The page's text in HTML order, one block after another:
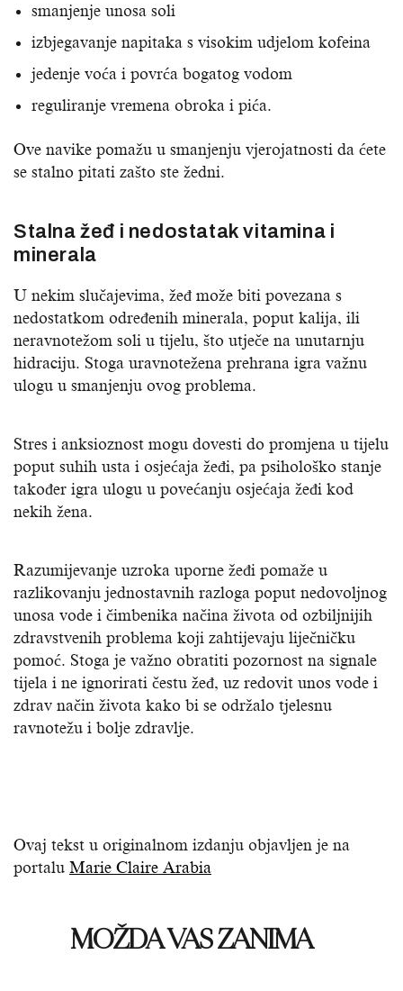
smanjenje unosa soli
izbjegavanje napitaka s visokim udjelom kofeina
jedenje voća i povrća bogatog vodom
reguliranje vremena obroka i pića.
Ove navike pomažu u smanjenju vjerojatnosti da ćete
se stalno pitati zašto ste žedni.
Stalna žeđ i nedostatak vitamina i
minerala
U nekim slučajevima, žeđ može biti povezana s
nedostatkom određenih minerala, poput kalija, ili
neravnotežom soli u tijelu, što utječe na unutarnju
hidraciju. Stoga uravnotežena prehrana igra važnu
ulogu u smanjenju ovog problema.
Stres i anksioznost mogu dovesti do promjena u tijelu
poput suhih usta i osjećaja žeđi, pa psihološko stanje
također igra ulogu u povećanju osjećaja žeđi kod
nekih žena.
Razumijevanje uzroka uporne žeđi pomaže u
razlikovanju jednostavnih razloga poput nedovoljnog
unosa vode i čimbenika načina života od ozbiljnijih
zdravstvenih problema koji zahtijevaju liječničku
pomoć. Stoga je važno obratiti pozornost na signale
tijela i ne ignorirati čestu žeđ, uz redovit unos vode i
zdrav način života kako bi se održalo tjelesnu
ravnotežu i bolje zdravlje.
Ovaj tekst u originalnom izdanju objavljen je na
portalu Marie Claire Arabia
MOŽDA VAS ZANIMA